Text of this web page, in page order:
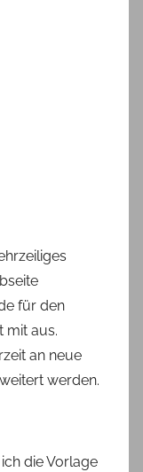
für den
mit aus.
an neue
werden.
die Vorlage